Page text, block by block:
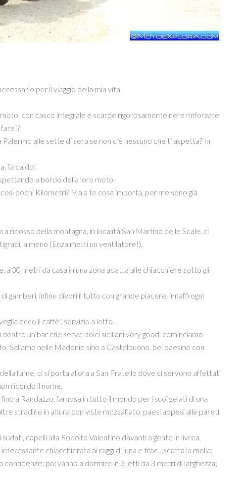
per il viaggio della mia vita.
con casco integrale e scarpe rigorosamente nere rinforzate.
Palermo alle sette di sera se non c’è nessuno che ti aspetta? In
fa caldo!
a bordo della loro moto.
pochi Kilometri? Ma a te cosa importa, per me sono già
ridosso della montagna, in località San Martino delle Scale, ci
almeno (Enza metti un ventilatore!).
a 30 metri da casa in una zona adatta alle chiacchiere sotto gli
gamberi, infine divori il tutto con grande piacere, innaffi ogni
ecco il caffè”, servizio a letto.
un bar che serve dolci siciliani very good, cominciamo
Saliamo nelle Madonie sino a Castelbuono, bel paesino con
fame, ci si porta allora a San Fratello dove ci servono affettati
ricordo il nome.
a Randazzo, famosa in tutto il mondo per i suoi gelati di una
stradine in altura con viste mozzafiato, paesi appesi alle pareti
capelli alla Rodolfo Valentino davanti a gente in livrea,
chiacchierata ai raggi di luna e trac…scatta la molla:
poi vanno a dormire in 3 letti da 3 metri di larghezza;